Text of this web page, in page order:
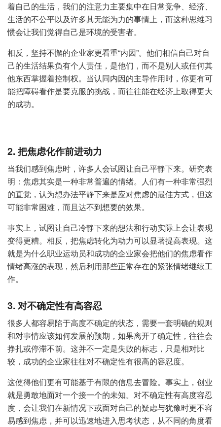
着自己的生活，我们的注意力主要集中在日常竞争、经济、
生活的不公平以及许多其无能为力的事情上，而这种思维习
惯会让我们觉得自己是环境的受害者。
相反，坚持不懈的企业家更看重“内因”。他们相信自己对自
己的生活结果负有个人责任，是他们，而不是别人或任何其
他东西掌握着控制权。当认同内因的主导作用时，你更有可
能把障碍看作是要克服的挑战，而往往能在经济上取得更大
的成功。
2. 把焦虑化作前进动力
当我们感到焦虑时，许多人会试图让自己平静下来。研究表
明：焦虑其实是一种非常普遍的情绪。人们有一种非常强烈
的直觉，认为想办法平静下来是应对焦虑的最佳方式，但这
可能非常困难，而且达不到想要的效果。
事实上，试图让自己冷静下来的想法和行动实际上会让表现
变得更糟。相反，把焦虑转化为动力可以显著提高表现。这
就是为什么职业运动员和成功的企业家会把他们的焦虑看作
情绪高涨的表现，然后利用那些正常存在的紧张情绪继续工
作。
3. 对不确定性有高容忍
很多人都容易陷于高度不确定的状态，需要一套明确的规则
和对事情应该如何发展的预期，如果离开了确定性，往往会
挣扎或停滞不前。这并不一定是失败的标志，只是相对比
较，成功的企业家往往对不确定性有很高的容忍度。
这使得他们更有可能基于有限的信息去冒险。事实上，创业
就是勇敢地面对一个接一个的未知。对不确定性有高度容忍
度，会让我们在新情况下或面对自己的疑虑与犹豫时更不容
易感到焦虑，并可以迅速地进入思考状态，从不同的角度看